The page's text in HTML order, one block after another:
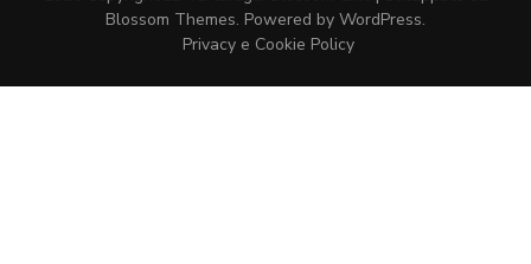
Blossom Themes. Powered by WordPress.
Privacy e Cookie Policy